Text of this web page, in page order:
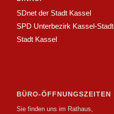
SDnet der Stadt Kassel
SPD Unterbezirk Kassel-Stadt
Stadt Kassel
BÜRO-ÖFFNUNGSZEITEN
Sie finden uns im Rathaus,